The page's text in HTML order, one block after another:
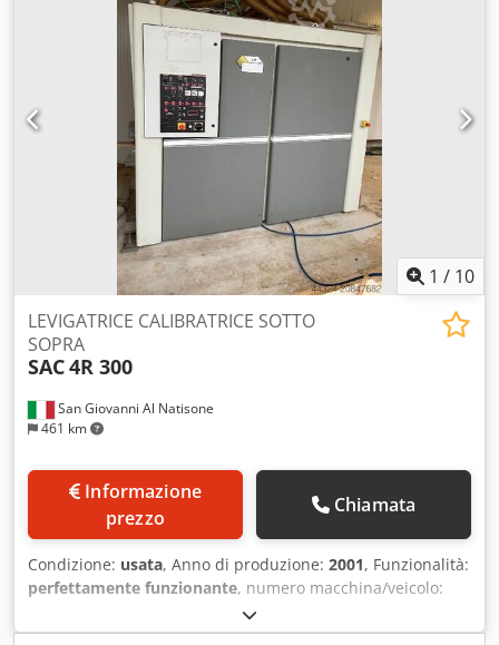
1 / 10
San Giovanni Al Natisone
461 km
LEVIGATRICE CALIBRATRICE SOTTO
SOPRA
SAC4R 300
prezzo
Chiamata
Condizione: usata, Anno di produzione: 2001, Funzionalità:
perfettamente funzionante, numero macchina/veicolo:
, tensione di ingresso:400 V
CALIBRATRICE SOTTO SOPRA SAC MOD. 4R 300 - A NORME